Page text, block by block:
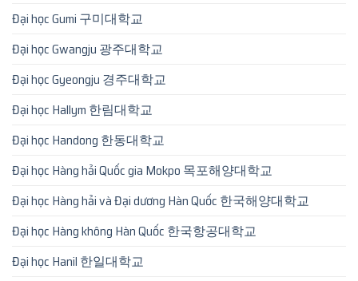
Đại học Gumi 구미대학교
Đại học Gwangju 광주대학교
Đại học Gyeongju 경주대학교
Đại học Hallym 한림대학교
Đại học Handong 한동대학교
Đại học Hàng hải Quốc gia Mokpo 목포해양대학교
Đại học Hàng hải và Đại dương Hàn Quốc 한국해양대학교
Đại học Hàng không Hàn Quốc 한국항공대학교
Đại học Hanil 한일대학교